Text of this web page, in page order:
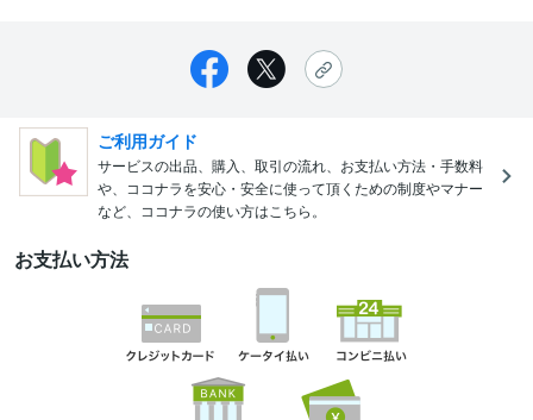
ご利用ガイド
サービスの出品、購入、取引の流れ、お支払い方法・手数料
や、ココナラを安心・安全に使って頂くための制度やマナー
など、ココナラの使い方はこちら。
お支払い方法